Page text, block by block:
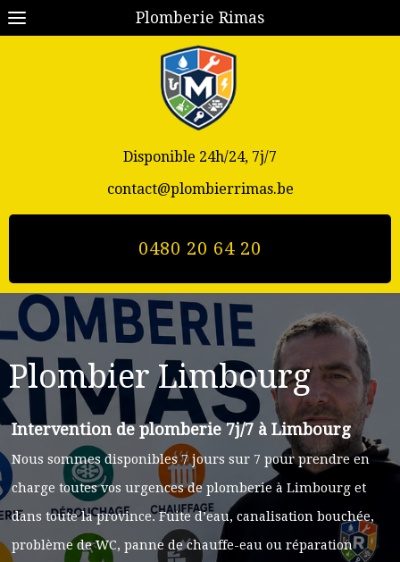
Plomberie Rimas
Disponible 24h/24, 7j/7
contact@plombierrimas.be
0480 20 64 20
Plombier Limbourg
Intervention de plomberie 7j/7 à Limbourg
Nous sommes disponibles 7 jours sur 7 pour prendre en
charge toutes vos urgences de plomberie à Limbourg et
dans toute la province. Fuite d’eau, canalisation bouchée,
problème de WC, panne de chauffe-eau ou réparation